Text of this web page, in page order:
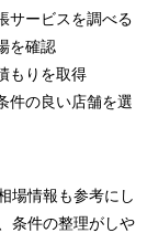
サービスを調べる
を確認
もりを取得
件の良い店舗を選
場情報も参考にし
条件の整理がしや